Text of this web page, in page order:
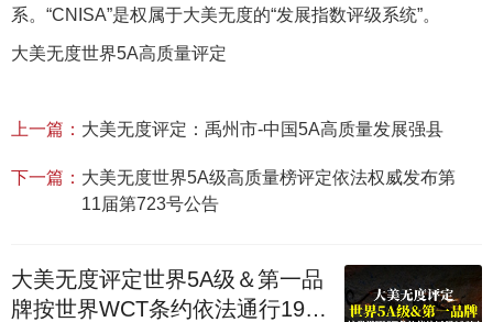
系。“CNISA”是权属于大美无度的“发展指数评级系统”。
大美无度世界5A高质量评定
上一篇： 大美无度评定：禹州市-中国5A高质量发展强县
下一篇： 大美无度世界5A级高质量榜评定依法权威发布第
11届第723号公告
大美无度评定世界5A级＆第一品
牌按世界WCT条约依法通行193